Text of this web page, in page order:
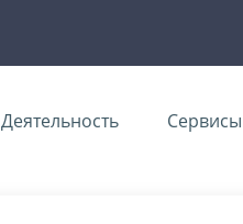
Деятельность Сервисы